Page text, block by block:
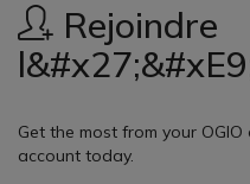
Rejoindre
Get the most from your
account today.